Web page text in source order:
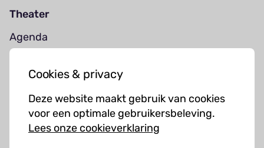
Cookies & privacy
Deze website maakt gebruik van cookies
voor een optimale gebruikersbeleving.
Lees onze cookieverklaring
Theater
Agenda
Muziekcursussen
Kunst cursussen